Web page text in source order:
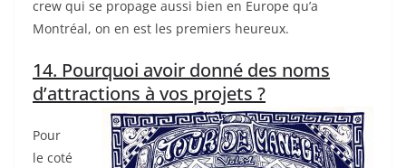
crew qui se propage aussi bien en Europe qu’a
Montréal, on en est les premiers heureux.
14. Pourquoi avoir donné des noms
d’attractions à vos projets ?
Pour
le coté